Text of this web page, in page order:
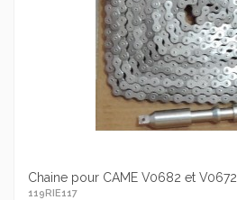
Chaine pour CAME V0682 et V0672
119RIE117